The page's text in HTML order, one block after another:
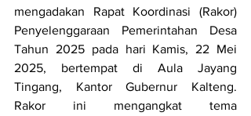
mengadakan Rapat Koordinasi (Rakor)
Penyelenggaraan Pemerintahan Desa
Tahun 2025 pada hari Kamis, 22 Mei
2025, bertempat di Aula Jayang
Tingang, Kantor Gubernur Kalteng.